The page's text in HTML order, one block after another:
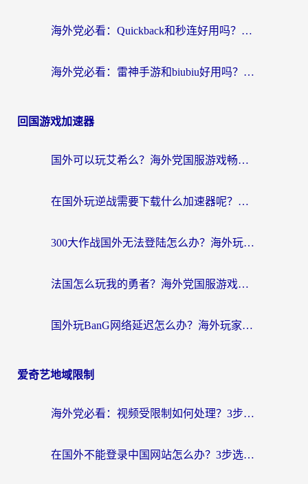
海外党必看：Quickback和秒连好用吗？3步选对回国加速器，无缝刷国内资源
海外党必看：雷神手游和biubiu好用吗？3招选对回国加速器无缝刷国内资源
回国游戏加速器
国外可以玩艾希么？海外党国服游戏畅玩终极指南（附加速器选择秘籍）
在国外玩逆战需要下载什么加速器呢？海外党亲测有效的国服游戏加速指南
300大作战国外无法登陆怎么办？海外玩家亲测有效的解决指南
法国怎么玩我的勇者？海外党国服游戏不卡攻略，附3款热门游戏加速实测
国外玩BanG网络延迟怎么办？海外玩家亲测有效的国服游戏加速指南
爱奇艺地域限制
海外党必看：视频受限制如何处理？3步解决国内剧番“看不了”难题
在国外不能登录中国网站怎么办？3步选对回国加速器，无缝刷剧、办业务